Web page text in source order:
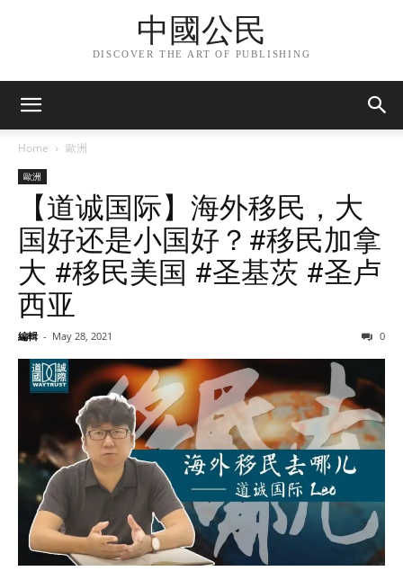
中國公民
DISCOVER THE ART OF PUBLISHING
Home 歐洲
歐洲
【道诚国际】海外移民，大
国好还是小国好？#移民加拿
大 #移民美国 #圣基茨 #圣卢
西亚
編輯 - May 28, 2021 0